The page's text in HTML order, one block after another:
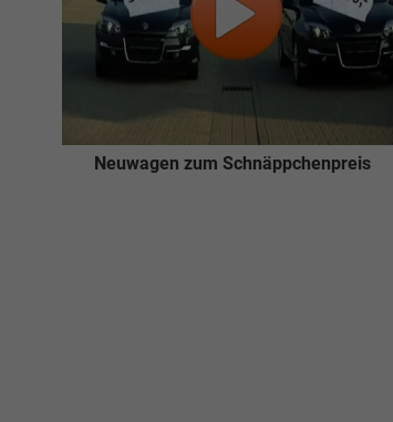
Neuwagen zum Schnäppchenpreis